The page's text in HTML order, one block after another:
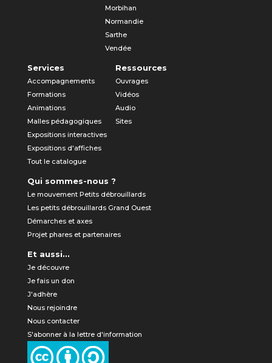
Morbihan
Normandie
Sarthe
Vendée
Services
Accompagnements
Formations
Animations
Malles pédagogiques
Expositions interactives
Expositions d'affiches
Tout le catalogue
Ressources
Ouvrages
Vidéos
Audio
Sites
Qui sommes-nous ?
Le mouvement Petits débrouillards
Les petits débrouillards Grand Ouest
Démarches et axes
Projet phares et partenaires
Et aussi...
Je découvre
Je fais un don
J'adhère
Nous rejoindre
Nous contacter
S'abonner à la lettre d'information